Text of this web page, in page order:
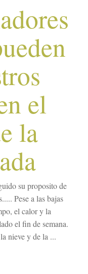
el
la
su proposito de
Pese a las bajas
el calor y la
el fin de semana.
nieve y de la ...